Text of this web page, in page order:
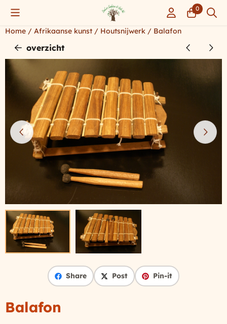
Cookievoorkeuren zijn momenteel gesloten. 0
Home / Afrikaanse kunst / Houtsnijwerk / Balafon
overzicht
Share Post Pin-it
Balafon